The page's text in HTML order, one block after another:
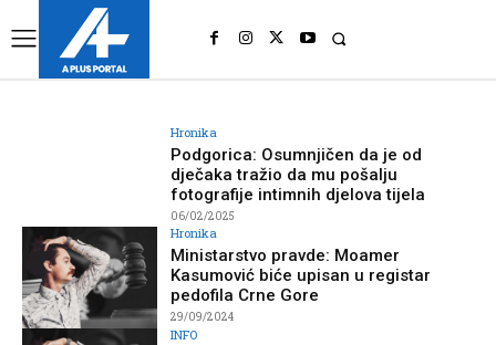
Hronika
Podgorica: Osumnjičen da je od
dječaka tražio da mu pošalju
fotografije intimnih djelova tijela
06/02/2025
Hronika
Ministarstvo pravde: Moamer
Kasumović biće upisan u registar
pedofila Crne Gore
29/09/2024
INFO